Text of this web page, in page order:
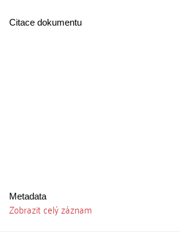
Citace dokumentu
Metadata
Zobrazit celý záznam